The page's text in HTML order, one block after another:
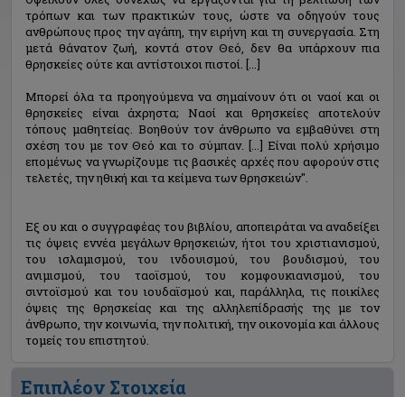
τρόπων και των πρακτικών τους, ώστε να οδηγούν τους
ανθρώπους προς την αγάπη, την ειρήνη και τη συνεργασία. Στη
μετά θάνατον ζωή, κοντά στον Θεό, δεν θα υπάρχουν πια
θρησκείες ούτε και αντίστοιχοι πιστοί. [...]
Μπορεί όλα τα προηγούμενα να σημαίνουν ότι οι ναοί και οι
θρησκείες είναι άχρηστα; Ναοί και θρησκείες αποτελούν
τόπους μαθητείας. Βοηθούν τον άνθρωπο να εμβαθύνει στη
σχέση του με τον Θεό και το σύμπαν. [...] Είναι πολύ χρήσιμο
επομένως να γνωρίζουμε τις βασικές αρχές που αφορούν στις
τελετές, την ηθική και τα κείμενα των θρησκειών".
Εξ ου και ο συγγραφέας του βιβλίου, αποπειράται να αναδείξει
τις όψεις εννέα μεγάλων θρησκειών, ήτοι του χριστιανισμού,
του ισλαμισμού, του ινδουισμού, του βουδισμού, του
ανιμισμού, του ταοϊσμού, του κομφουκιανισμού, του
σιντοϊσμού και του ιουδαϊσμού και, παράλληλα, τις ποικίλες
όψεις της θρησκείας και της αλληλεπίδρασής της με τον
άνθρωπο, την κοινωνία, την πολιτική, την οικονομία και άλλους
τομείς του επιστητού.
Επιπλέον Στοιχεία